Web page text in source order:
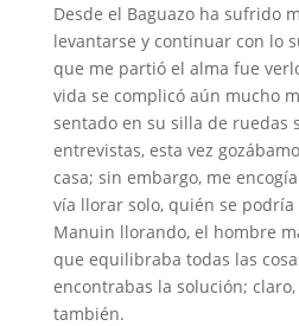
Desde el Baguazo ha sufrido
levantarse y continuar con lo
que me partió el alma fue
vida se complicó aún mucho
sentado en su silla de ruedas
entrevistas, esta vez
casa; sin embargo, me
vía llorar solo, quién se
Manuin llorando, el hombre
que equilibraba todas las
encontrabas la solución;
también.